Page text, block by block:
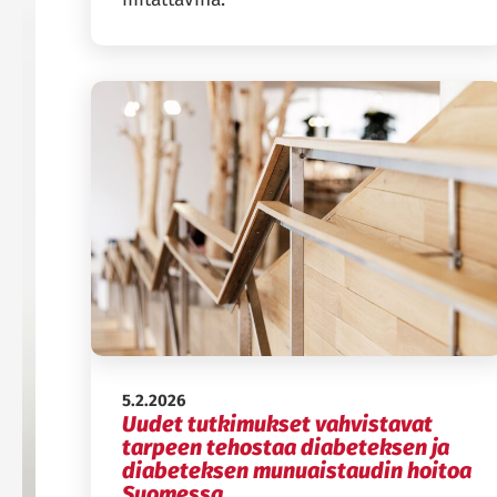
Julkaistu:
5.2.2026
Uudet tutkimukset vahvistavat
tarpeen tehostaa diabeteksen ja
diabeteksen munuaistaudin hoitoa